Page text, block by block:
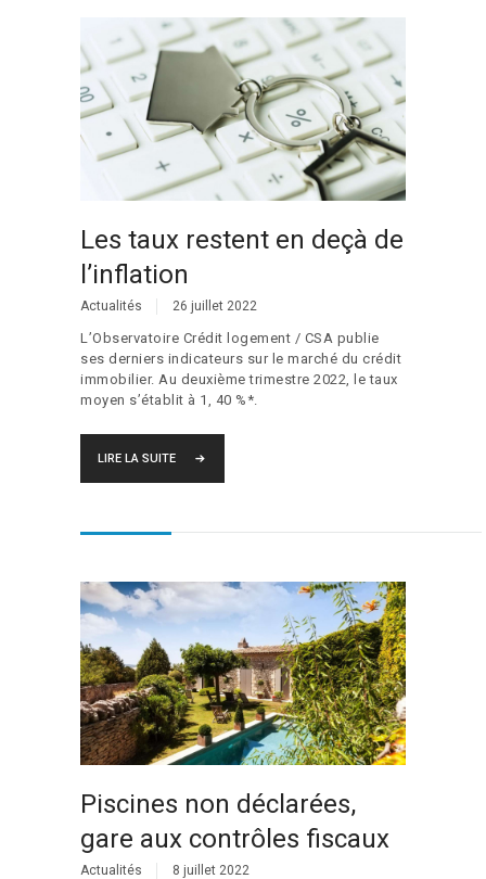
Les taux restent en deçà de
l’inflation
Actualités 26 juillet 2022
L’Observatoire Crédit logement / CSA publie
ses derniers indicateurs sur le marché du crédit
immobilier. Au deuxième trimestre 2022, le taux
moyen s’établit à 1, 40 %*.
LIRE LA SUITE
Piscines non déclarées,
gare aux contrôles fiscaux
Actualités 8 juillet 2022